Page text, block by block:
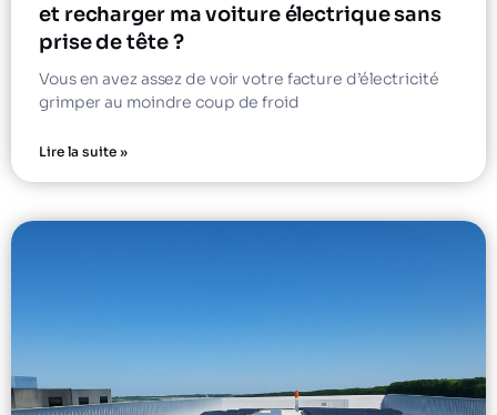
et recharger ma voiture électrique sans
prise de tête ?
Vous en avez assez de voir votre facture d’électricité
grimper au moindre coup de froid
Lire la suite »